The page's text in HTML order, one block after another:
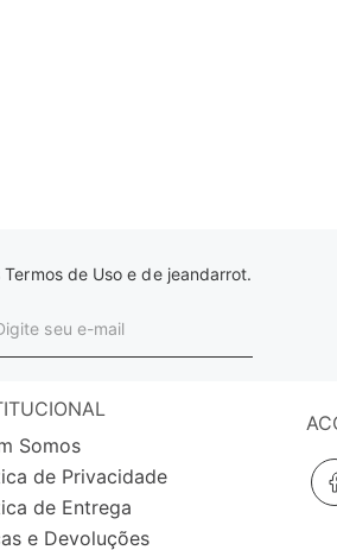
de Uso e de jeandarrot.
Somos
de Privacidade
de Entrega
e Devoluções